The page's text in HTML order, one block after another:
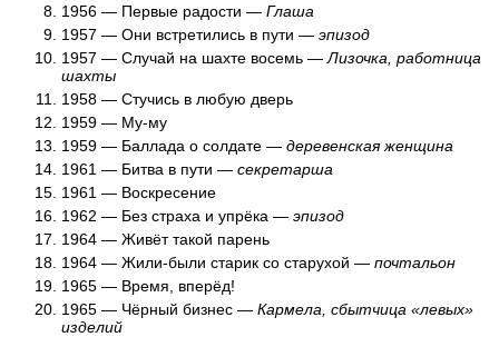
1956 — Первые радости — Глаша
1957 — Они встретились в пути — эпизод
1957 — Случай на шахте восемь — Лизочка, работница
шахты
1958 — Стучись в любую дверь
1959 — Му-му
1959 — Баллада о солдате — деревенская женщина
1961 — Битва в пути — секретарша
1961 — Воскресение
1962 — Без страха и упрёка — эпизод
1964 — Живёт такой парень
1964 — Жили-были старик со старухой — почтальон
1965 — Время, вперёд!
1965 — Чёрный бизнес — Кармела, сбытчица «левых»
изделий